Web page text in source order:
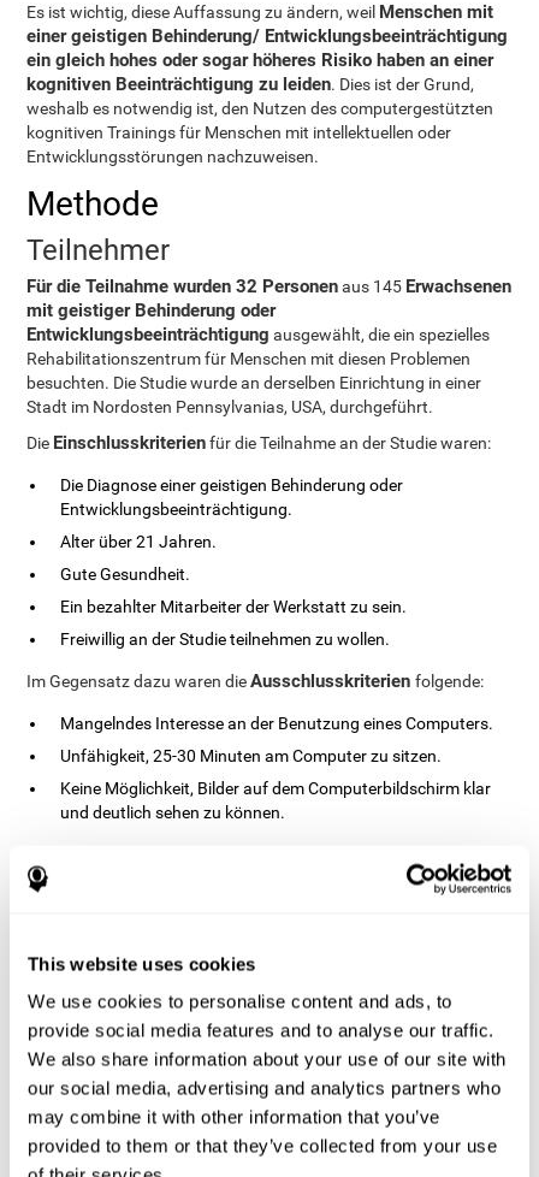
This website uses cookies
We use cookies to personalise content and ads, to
provide social media features and to analyse our traffic.
We also share information about your use of our site with
our social media, advertising and analytics partners who
may combine it with other information that you’ve
provided to them or that they’ve collected from your use
Es ist wichtig, diese Auffassung zu ändern, weil Menschen mit
einer geistigen Behinderung/ Entwicklungsbeeinträchtigung
ein gleich hohes oder sogar höheres Risiko haben an einer
kognitiven Beeinträchtigung zu leiden. Dies ist der Grund,
weshalb es notwendig ist, den Nutzen des computergestützten
kognitiven Trainings für Menschen mit intellektuellen oder
Entwicklungsstörungen nachzuweisen.
Methode
Teilnehmer
Für die Teilnahme wurden 32 Personenaus 145 Erwachsenen
mit geistiger Behinderung oder
Entwicklungsbeeinträchtigung ausgewählt, die ein spezielles
Rehabilitationszentrum für Menschen mit diesen Problemen
besuchten. Die Studie wurde an derselben Einrichtung in einer
Stadt im Nordosten Pennsylvanias, USA, durchgeführt.
Die Einschlusskriterienfür die Teilnahme an der Studie waren:
Die Diagnose einer geistigen Behinderung oder
Entwicklungsbeeinträchtigung.
Alter über 21 Jahren.
Gute Gesundheit.
Ein bezahlter Mitarbeiter der Werkstatt zu sein.
Freiwillig an der Studie teilnehmen zu wollen.
Im Gegensatz dazu waren dieAusschlusskriterienfolgende:
Mangelndes Interesse an der Benutzung eines Computers.
Unfähigkeit, 25-30 Minuten am Computer zu sitzen.
Keine Möglichkeit, Bilder auf dem Computerbildschirm klar
und deutlich sehen zu können.
Studie informiert. Die Einverständniserklärung wurde von den
Studiendesign
Für diese Studie wurde ein verblindetes randomisiertes
Interventionsdesign
verwendet. Die Teilnehmer wurden zufällig
einer der drei Gruppen zugeordnet:
Gruppe mit computergestütztem kognitiven Training (mit
CogniFit).
Kontrollgruppe mit Videospielen.